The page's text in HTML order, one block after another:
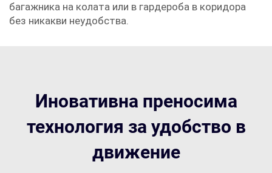
багажника на колата или в гардероба в коридора
без никакви неудобства.
Иновативна преносима
технология за удобство в
движение